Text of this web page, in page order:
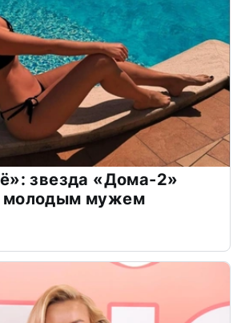
звезда «Дома-2»
молодым мужем